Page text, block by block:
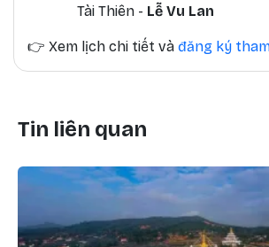
Tài Thiên - Lễ Vu Lan
👉 Xem lịch chi tiết và đăng ký
Tin liên quan